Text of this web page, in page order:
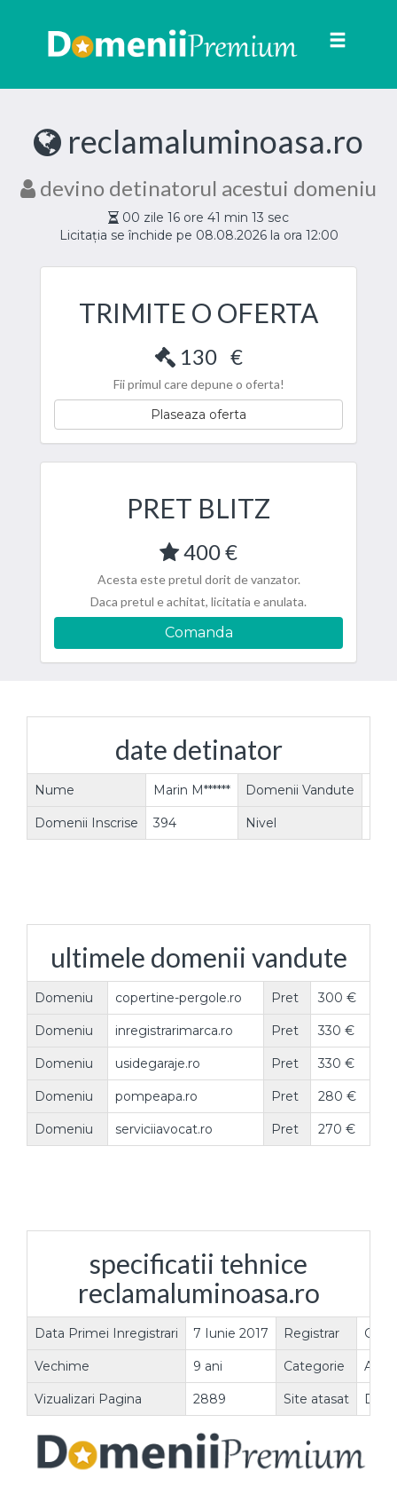
Toggle
reclamaluminoasa.ro
devino detinatorul acestui domeniu
00 zile 16 ore 41 min 13 sec
Licitația se închide pe 08.08.2026 la ora 12:00
TRIMITE O OFERTA
130 €
Fii primul care depune o oferta!
Plaseaza oferta
PRET BLITZ
400 €
Acesta este pretul dorit de vanzator.
Daca pretul e achitat, licitatia e anulata.
Comanda
date detinator
Nume Marin M****** Domenii Vandute
Domenii Inscrise 394 Nivel
ultimele domenii vandute
Domeniu copertine-pergole.ro Pret 300 €
Domeniu inregistrarimarca.ro Pret 330 €
Domeniu usidegaraje.ro Pret 330 €
Domeniu pompeapa.ro Pret 280 €
Domeniu serviciiavocat.ro Pret 270 €
specificatii tehnice
reclamaluminoasa.ro
Data Primei Inregistrari 7 Iunie 2017 Registrar
Vechime 9 ani Categorie
Vizualizari Pagina 2889 Site atasat DA